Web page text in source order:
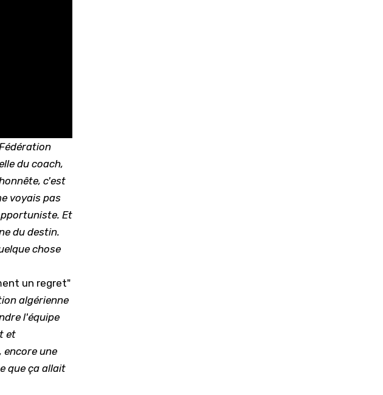
du coach,
c'est
voyais pas
Et
du destin.
chose
un regret"
algérienne
l'équipe
et
encore une
que ça allait